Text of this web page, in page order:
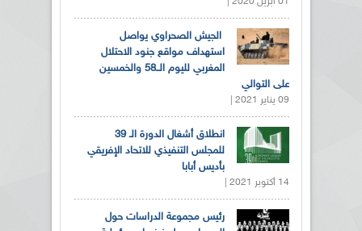
الجيش الصحراوي يواصل
استهداف مواقع جنود الاحتلال
المغربي لليوم الــ58 والخمسين
على التوالي
09 يناير 2021 |
انطلاق أشغال الدورة الـ 39
للمجلس التنفيذي للاتحاد الإفريقي
بأديس أبابا
14 أكتوبر 2021 |
رئيس مجموعة الدراسات حول